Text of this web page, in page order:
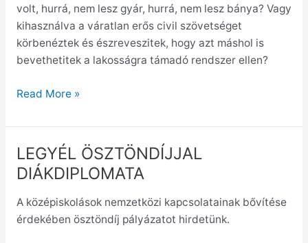
volt, hurrá, nem lesz gyár, hurrá, nem lesz bánya? Vagy
kihasználva a váratlan erős civil szövetséget
körbenéztek és észreveszitek, hogy azt máshol is
bevethetitek a lakosságra támadó rendszer ellen?
Read More »
LEGYÉL ÖSZTÖNDÍJJAL
DIÁKDIPLOMATA
A középiskolások nemzetközi kapcsolatainak bővítése
érdekében ösztöndíj pályázatot hirdetünk.
LEGYÉL
ÖSZTÖNDÍJJAL